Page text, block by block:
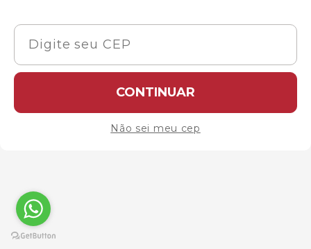
CONTINUAR
Não sei meu cep